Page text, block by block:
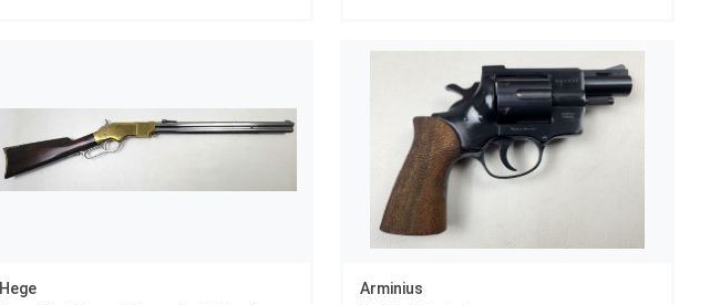
Hege Arminius